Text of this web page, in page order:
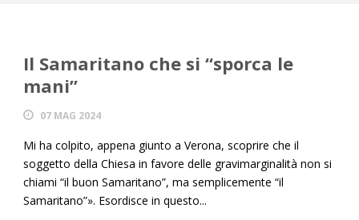
Il Samaritano che si “sporca le
mani”
07 MAG 2024
Mi ha colpito, appena giunto a Verona, scoprire che il
soggetto della Chiesa in favore delle gravimarginalità non si
chiami “il buon Samaritano”, ma semplicemente “il
Samaritano”». Esordisce in questo...